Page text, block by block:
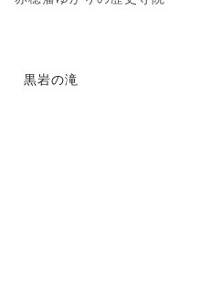
黒岩の滝